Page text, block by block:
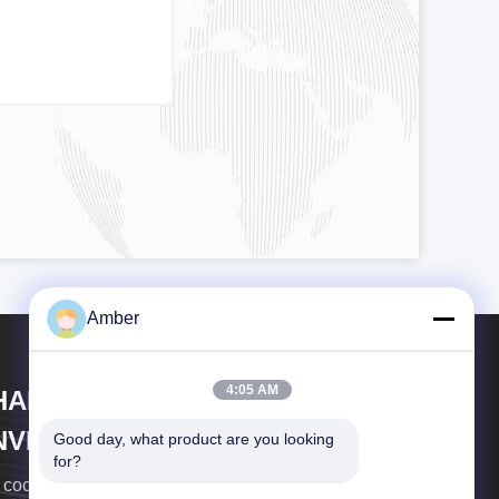
DUBHE
на предоставлении
Amber
4:05 AM
Good day, what product are you looking
for?